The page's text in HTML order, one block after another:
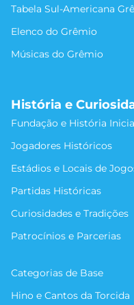
Tabela Sul-Americana
Elenco do Grêmio
Músicas do Grêmio
História e
Fundação e História
Jogadores Históricos
Estádios e Locais de
Partidas Históricas
Curiosidades e Tradições
Patrocínios e Parcerias
Categorias de Base
Hino e Cantos da Torcida